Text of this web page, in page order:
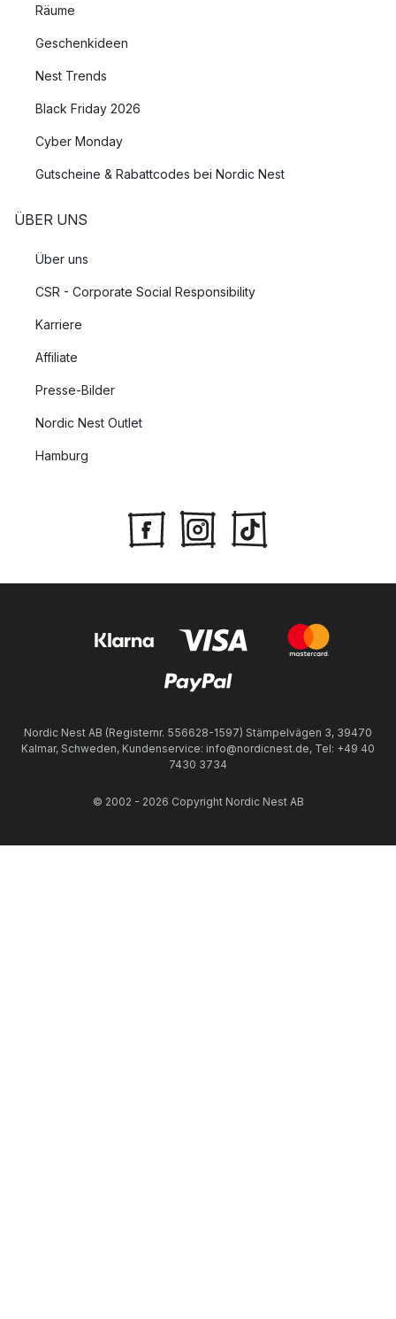
Räume
Geschenkideen
Nest Trends
Black Friday 2026
Cyber Monday
Gutscheine & Rabattcodes bei Nordic Nest
ÜBER UNS
Über uns
CSR - Corporate Social Responsibility
Karriere
Affiliate
Presse-Bilder
Nordic Nest Outlet
Hamburg
Nordic Nest AB (Registernr. 556628-1597) Stämpelvägen 3, 39470
Kalmar, Schweden, Kundenservice: info@nordicnest.de, Tel: +49 40
7430 3734
© 2002 - 2026 Copyright Nordic Nest AB